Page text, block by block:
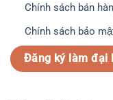
Chính sách bán
Chính sách bảo
Đăng ký làm đại